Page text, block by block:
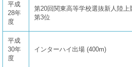
平成
28年
度
第20回関東高等学校選抜新人陸
第3位
平成
30年
度
インターハイ出場 (400m)